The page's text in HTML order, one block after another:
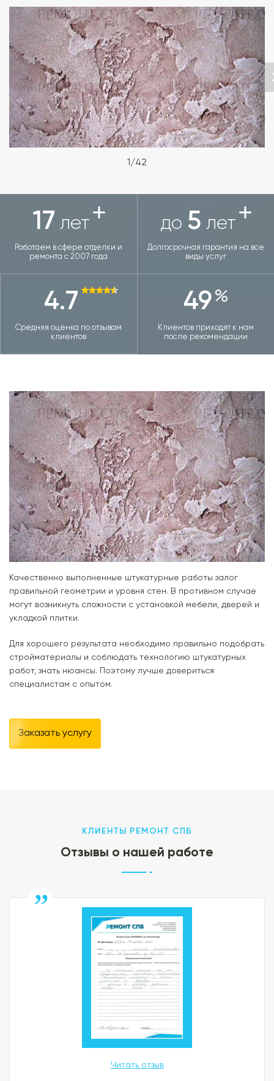
1/42
17 лет
Работаем в сфере отделки и
ремонта с 2007 года
до 5 лет
Долгосрочная гарантия на все
виды услуг
4.7
Средняя оценка по отзывам
клиентов
49
Клиентов приходят к нам
после рекомендации
Качественно выполненные штукатурные работы залог
правильной геометрии и уровня стен. В противном случае
могут возникнуть сложности с установкой мебели, дверей и
укладкой плитки.
Для хорошего результата необходимо правильно подобрать
стройматериалы и соблюдать технологию штукатурных
работ, знать нюансы. Поэтому лучше довериться
специалистам с опытом.
Заказать услугу
КЛИЕНТЫ РЕМОНТ СПБ
Отзывы о нашей работе
Читать отзыв